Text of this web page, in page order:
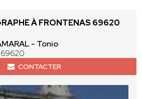
À FRONTENAS 69620
- Tonio
CONTACTER